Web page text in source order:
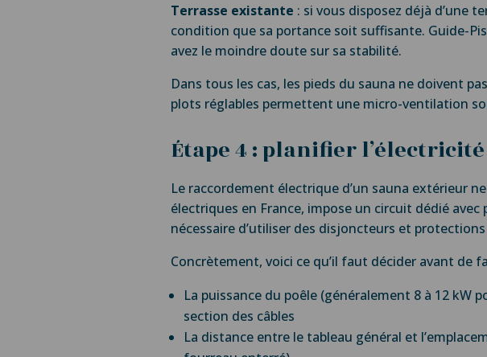
Terrasse existante : si vous disposez déjà d’une
condition que sa portance soit suffisante. Guide-
avez le moindre doute sur sa stabilité.
Dans tous les cas, les pieds du sauna ne doivent
plots réglables permettent une micro-ventilation
Étape 4 : planifier
Le raccordement électrique d’un sauna extérieur
électriques en France, impose un circuit dédié
nécessaire d’utiliser des disjoncteurs et
Concrètement, voici ce qu’il faut décider avant de
La puissance du poêle (généralement 8 à 12 kW
section des câbles
La distance entre le tableau général et